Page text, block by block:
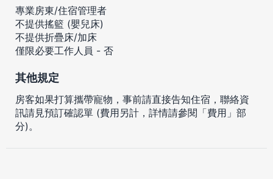
專業房東/住宿管理者
不提供搖籃 (嬰兒床)
不提供折疊床/加床
僅限必要工作人員 - 否
其他規定
房客如果打算攜帶寵物，事前請直接告知住宿，聯絡資
訊請見預訂確認單 (費用另計，詳情請參閱「費用」部
分)。